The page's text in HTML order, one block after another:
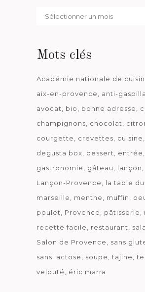
Par
Mots clés
Académie nationale de
aix-en-provence
anti-
avocat
bio bonne adresse
champignons
chocolat
courgette
crevettes cuisine
degusta box
dessert entrée
gastronomie
gâteau
lançon
Lançon-Provence
la table
marseille
menthe muffin
poulet
Provence pâtisserie
recette facile
restaurant
Salon de Provence
sans
sans lactose
soupe tajine
velouté
éric marra